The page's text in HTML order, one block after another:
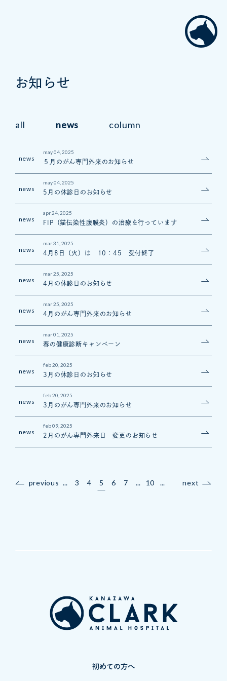
お知らせ
all news column
news
may 04, 2025
５月のがん専門外来のお知らせ
news
may 04, 2025
5月の休診日のお知らせ
news
apr 24, 2025
FIP（猫伝染性腹膜炎）の治療を行っています
news
mar 31, 2025
4月8日（火）は 10：45 受付終了
news
mar 25, 2025
4月の休診日のお知らせ
news
mar 25, 2025
4月のがん専門外来のお知らせ
news
mar 01, 2025
春の健康診断キャンペーン
news
feb 20, 2025
3月の休診日のお知らせ
news
feb 20, 2025
3月のがん専門外来のお知らせ
news
feb 09, 2025
2月のがん専門外来日 変更のお知らせ
previous ... 3 4 5 6 7 ... 10 ... next
初めての方へ